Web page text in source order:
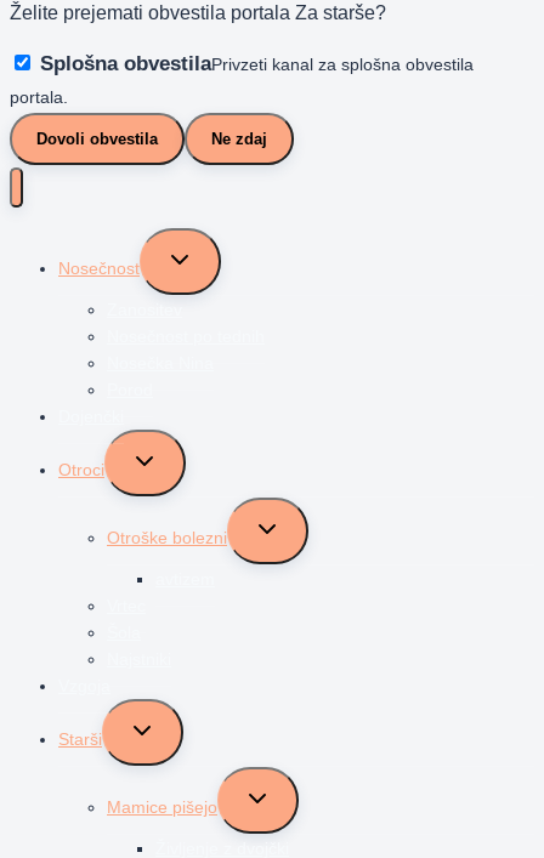
Želite prejemati obvestila portala Za starše?
Splošna obvestilaPrivzeti kanal za splošna obvestila
portala.
Dovoli obvestila Ne zdaj
Nosečnost
Toggle
menu
Otroci
Toggle
menu
Otroške bolezni
Toggle
menu
Starši
Toggle
menu
Mamice pišejo
Toggle
menu